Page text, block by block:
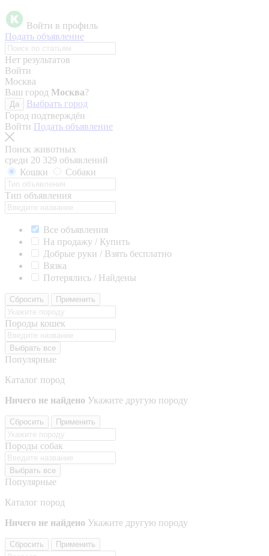
Войти в профиль
Подать объявление
Нет результатов
Войти
Москва
Ваш город Москва?
Да
Выбрать город
Город подтверждён
Войти Подать объявление
Поиск животных
среди 20 329 объявлений
Кошки
Собаки
Тип объявления
Все объявления
На продажу / Купить
Добрые руки / Взять бесплатно
Вязка
Потерялись / Найдены
Сбросить Применить
Породы кошек
Выбрать все
Популярные
Каталог пород
Ничего не найдено Укажите другую породу
Сбросить Применить
Породы собак
Выбрать все
Популярные
Каталог пород
Ничего не найдено Укажите другую породу
Сбросить Применить